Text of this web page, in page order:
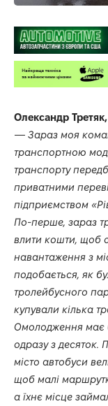
Олександр
— Зараз моя
транспортною
транспорту
приватними
підприємством
По-перше, зараз
влити кошти, щоб
навантаження з
подобається, як
тролейбусного
купували кілька
Омолодження має
одразу з десяток.
місто автобуси
щоб малі
а їхнє місце